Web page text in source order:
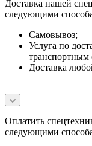
Доставка нашей
следующими
Самовывоз;
Услуга по
транспортным
Доставка
Оплатить
следующими